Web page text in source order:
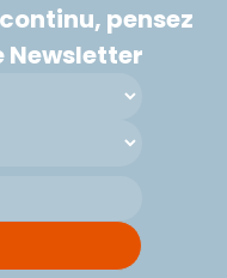
pensez
Newsletter